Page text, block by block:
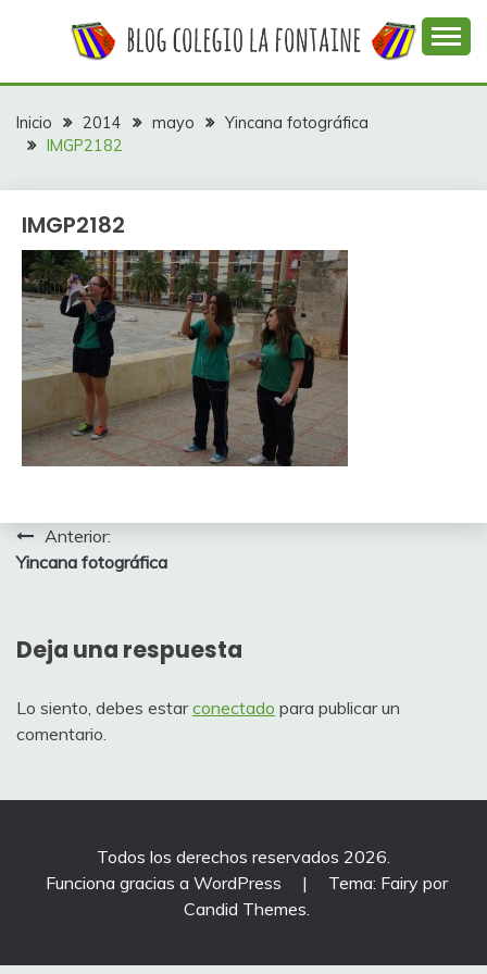
COLEGIO LA
FONTAINE
colegio La Fontaine
Inicio 2014 mayo
Yincana fotográfica
IMGP2182
IMGP2182
Navegación
de
Anterior:
Yincana fotográfica
Deja una respuesta
Lo siento, debes estarconectado para publicar un
comentario.
Todos los derechos reservados 2026.
Funciona gracias a WordPress
|
Tema: Fairy por
Candid Themes